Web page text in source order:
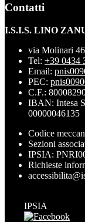
Contatti
I.S.I.S. LINO
via Molinari
Tel: +39 0434
Email:
PEC:
C.F.:
IBAN: Intesa
00000046135
Codice
Sezioni
IPSIA:
Richieste
IPSIA